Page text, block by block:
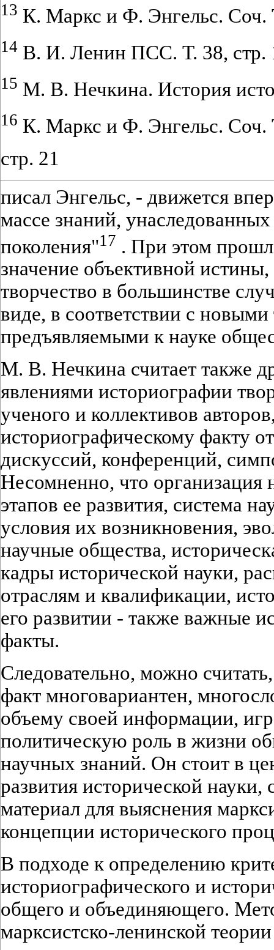
13 К. Маркс и Ф. Энгельс. Соч.
14 В. И. Ленин ПСС. Т. 38, стр.
15 М. В. Нечкина. История
16 К. Маркс и Ф. Энгельс. Соч.
стр. 21
писал Энгельс, - движется
массе знаний,
поколения"17 . При этом
значение объективной
творчество в большинстве
виде, в соответствии с
предъявляемыми к науке
М. В. Нечкина считает также
явлениями историографии
ученого и коллективов
историографическому факту
дискуссий, конференций,
Несомненно, что организация
этапов ее развития, система
условия их возникновения,
научные общества,
кадры исторической науки,
отраслям и квалификации,
его развитии - также важные
факты.
Следовательно, можно
факт многовариантен,
объему своей информации,
политическую роль в жизни
научных знаний. Он стоит в
развития исторической науки,
материал для выяснения
концепции исторического
В подходе к определению
историографического и
общего и объединяющего.
марксистско-ленинской